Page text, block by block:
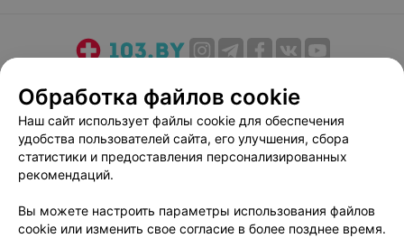
Медицинский маркетинг
Публичный договор
Пользовательское соглашение
Способы оплаты
Вакансии
Партнеры
Написать руководителю 103.by
Персональные настройки cookie
Обработка файлов cookie
Наш сайт использует файлы cookie для обеспечения
удобства пользователей сайта, его улучшения, сбора
статистики и предоставления персонализированных
рекомендаций.
Вы можете настроить параметры использования файлов
cookie или изменить свое согласие в более позднее время.